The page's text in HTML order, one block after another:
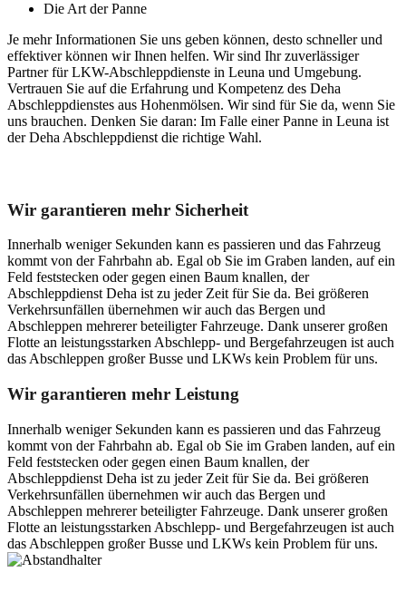
Die Art der Panne
Je mehr Informationen Sie uns geben können, desto schneller und
effektiver können wir Ihnen helfen. Wir sind Ihr zuverlässiger
Partner für LKW-Abschleppdienste in Leuna und Umgebung.
Vertrauen Sie auf die Erfahrung und Kompetenz des Deha
Abschleppdienstes aus Hohenmölsen. Wir sind für Sie da, wenn Sie
uns brauchen. Denken Sie daran: Im Falle einer Panne in Leuna ist
der Deha Abschleppdienst die richtige Wahl.
Wir garantieren mehr Sicherheit
Innerhalb weniger Sekunden kann es passieren und das Fahrzeug
kommt von der Fahrbahn ab. Egal ob Sie im Graben landen, auf ein
Feld feststecken oder gegen einen Baum knallen, der
Abschleppdienst Deha ist zu jeder Zeit für Sie da. Bei größeren
Verkehrsunfällen übernehmen wir auch das Bergen und
Abschleppen mehrerer beteiligter Fahrzeuge. Dank unserer großen
Flotte an leistungsstarken Abschlepp- und Bergefahrzeugen ist auch
das Abschleppen großer Busse und LKWs kein Problem für uns.
Wir garantieren mehr Leistung
Innerhalb weniger Sekunden kann es passieren und das Fahrzeug
kommt von der Fahrbahn ab. Egal ob Sie im Graben landen, auf ein
Feld feststecken oder gegen einen Baum knallen, der
Abschleppdienst Deha ist zu jeder Zeit für Sie da. Bei größeren
Verkehrsunfällen übernehmen wir auch das Bergen und
Abschleppen mehrerer beteiligter Fahrzeuge. Dank unserer großen
Flotte an leistungsstarken Abschlepp- und Bergefahrzeugen ist auch
das Abschleppen großer Busse und LKWs kein Problem für uns.